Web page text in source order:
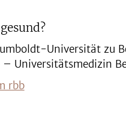
Universität zu
Universitätsmedizin
rbb